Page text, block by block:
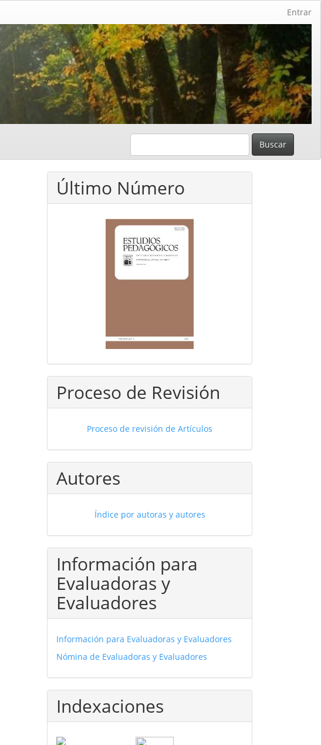
Entrar
Buscar
Último Número
Proceso de Revisión
Proceso de revisión de Artículos
Autores
Índice por autoras y autores
Información para
Evaluadoras y
Evaluadores
Información para Evaluadoras y Evaluadores
Nómina de Evaluadoras y Evaluadores
Indexaciones